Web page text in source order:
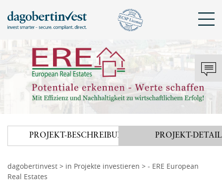
KONTAKT
DAGOBERTINVEST
Tel.: +43 720 072 821
hello@dagobertinvest.com
Wohllebengasse 12-14
1040 Wien
ANMELDEN
Mit bestehendem Konto anmelden
Angemeldet bleiben
PROJEKT-BESCHREIBUNG PROJEKT-
dagobertinvest > in Projekte investieren > - ERE European
Real Estates